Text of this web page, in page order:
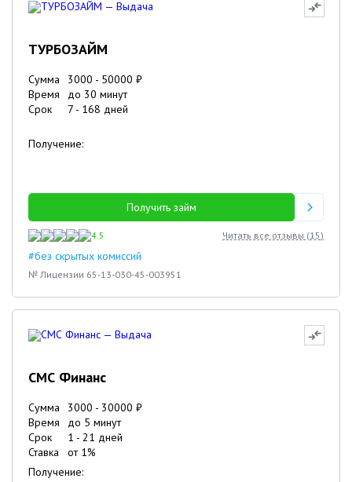
ТУРБОЗАЙМ
Сумма 3000 - 50000 ₽
Время
до 30 минут
Срок
7 - 168 дней
Получение:
Получить займ
4.5 Читать все отзывы (15)
#без скрытых комиссий
№ Лицензии 65-13-030-45-003951
СМС Финанс
Сумма 3000 - 30000 ₽
Время
до 5 минут
Срок
1 - 21 дней
Ставка
от 1%
Получение: